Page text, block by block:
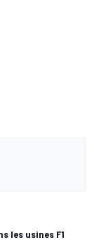
les usines F1